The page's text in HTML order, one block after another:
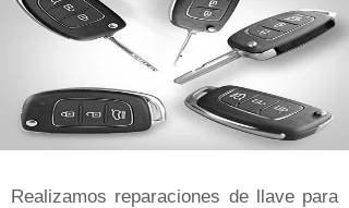
Realizamos reparaciones de llave para